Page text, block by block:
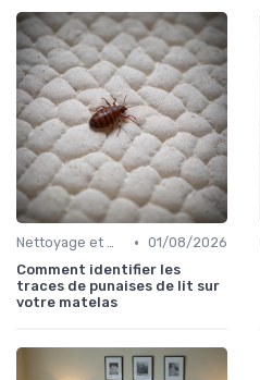
Nettoyage et maintenance • 01/08/2026
Comment identifier les
traces de punaises de lit sur
votre matelas